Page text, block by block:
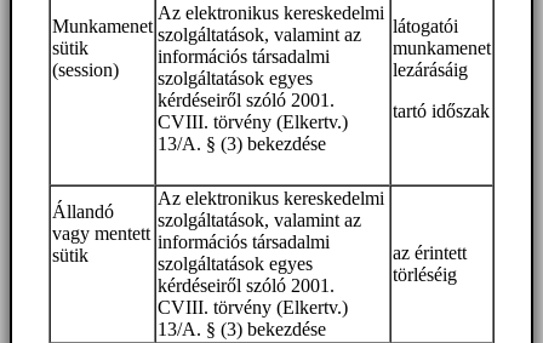
Munkamenet
sütik
(session)
Az elektronikus kereskedelmi
szolgáltatások, valamint az
információs társadalmi
szolgáltatások egyes
kérdéseiről szóló 2001.
CVIII. törvény (Elkertv.)
13/A. § (3) bekezdése
látogatói
munkamenet
lezárásáig
tartó időszak
Állandó
vagy mentett
sütik
Az elektronikus kereskedelmi
szolgáltatások, valamint az
információs társadalmi
szolgáltatások egyes
kérdéseiről szóló 2001.
CVIII. törvény (Elkertv.)
13/A. § (3) bekezdése
az érintett
törléséig